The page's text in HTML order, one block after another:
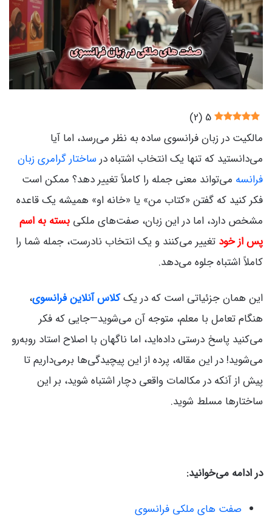
5
(
2
)
مالکیت در زبان فرانسوی ساده به نظر می‌رسد، اما آیا
می‌دانستید که تنها یک انتخاب اشتباه در ساختار گرامری زبان
فرانسه می‌تواند معنی جمله را کاملاً تغییر دهد؟ ممکن است
فکر کنید که گفتن «کتاب من» یا «خانه او» همیشه یک قاعده
مشخص دارد، اما در این زبان، صفت‌های ملکی بسته به اسم
پس از خود تغییر می‌کنند و یک انتخاب نادرست، جمله شما را
کاملاً اشتباه جلوه می‌دهد.
این همان جزئیاتی است که در یککلاس آنلاین فرانسوی،
هنگام تعامل با معلم، متوجه آن می‌شوید—جایی که فکر
می‌کنید پاسخ درستی داده‌اید، اما ناگهان با اصلاح استاد روبه‌رو
می‌شوید! در این مقاله، پرده از این پیچیدگی‌ها برمی‌داریم تا
پیش از آنکه در مکالمات واقعی دچار اشتباه شوید، بر این
ساختارها مسلط شوید.
در ادامه می‌خوانید:
صفت های ملکی فرانسوی